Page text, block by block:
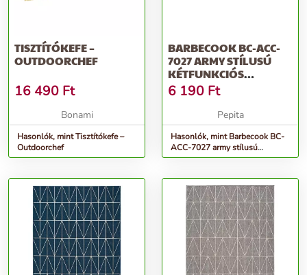
TISZTÍTÓKEFE –
OUTDOORCHEF
16 490 Ft
Bonami
Hasonlók, mint Tisztítókefe –
Outdoorchef
BARBECOOK BC-ACC-
7027 ARMY STÍLUSÚ
KÉTFUNKCIÓS
TISZTÍTÓKEFE, ROZS...
6 190 Ft
Pepita
Hasonlók, mint Barbecook BC-
ACC-7027 army stílusú
kétfunkciós tisztítókefe, rozs...